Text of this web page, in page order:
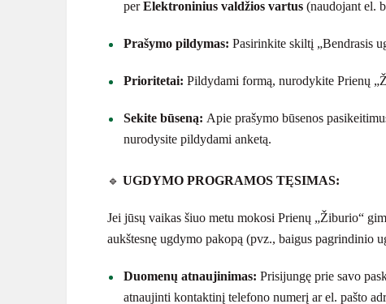
perElektroninius valdžios vartus (naudojant el.
Prašymo pildymas: Pasirinkite skiltį „Bendrasis
Prioritetai: Pildydami formą, nurodykite Prienų
Sekite būseną: Apie prašymo būsenos
nurodysite pildydami anketą.
🔹 UGDYMO PROGRAMOS TĘSIMAS:
Jei jūsų vaikas šiuo metu mokosi Prienų „Žiburio“
aukštesnę ugdymo pakopą (pvz., baigus pagrindinio
Duomenų atnaujinimas: Prisijungę prie savo
atnaujinti kontaktinį telefono numerį ar el. pašto